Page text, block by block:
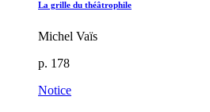
La grille du théâtrophile
Michel Vaïs
p. 178
Notice